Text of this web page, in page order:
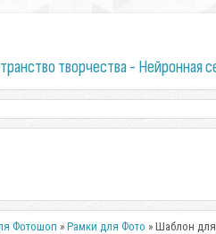
творчества - Нейронная
Фотошоп »Рамки для Фото » Шаблон